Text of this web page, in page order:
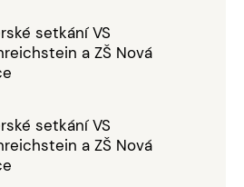
setkání VS
a ZŠ Nová
setkání VS
a ZŠ Nová